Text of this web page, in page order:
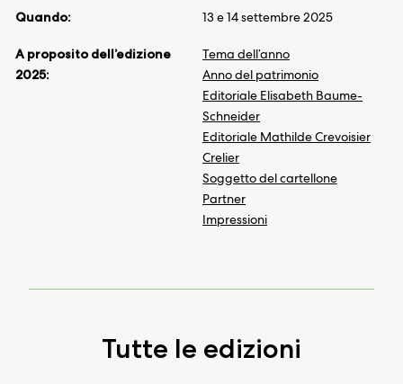
Quando: 13 e 14 settembre 2025
A proposito dell’edizione
2025:
Tema dell’anno
Anno del patrimonio
Editoriale Elisabeth Baume-
Schneider
Editoriale Mathilde Crevoisier
Crelier
Soggetto del cartellone
Partner
Impressioni
Tutte le edizioni